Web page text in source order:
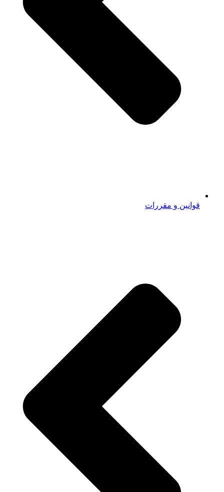
قوانین و مقررات